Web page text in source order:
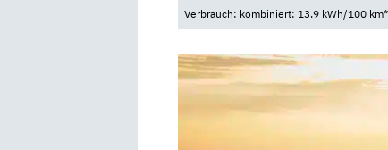
Verbrauch: kombiniert: 13.9 kWh/100